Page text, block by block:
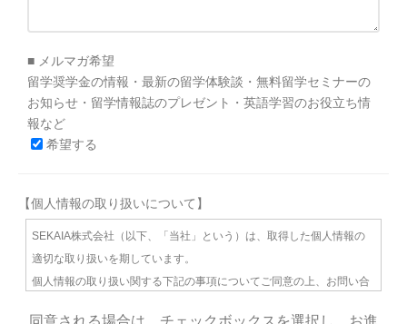
■ メルマガ希望
留学奨学金の情報・最新の留学体験談・無料留学セミナーの
お知らせ・留学情報誌のプレゼント・英語学習のお役立ち情
報など
希望する
【個人情報の取り扱いについて】
SEKAIA株式会社（以下、「当社」という）は、取得した個人情報の
適切な取り扱いを期しています。
個人情報の取り扱い関する下記の事項についてご同意の上、お問い合
同意される場合は、チェックボックスを選択し、お進